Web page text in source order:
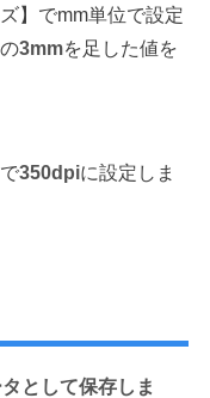
】でmm単位で設定
3mmを足した値を
350dpiに設定しま
として保存しま